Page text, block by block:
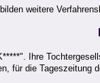
weitere
Ihre
für die Tageszeitung